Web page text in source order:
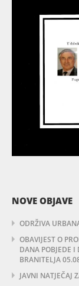
NOVE OBJAVE
ODRŽIVA
OBAVIJEST O
DANA POBJEDE
BRANITELJA
JAVNI NATJEČAJ